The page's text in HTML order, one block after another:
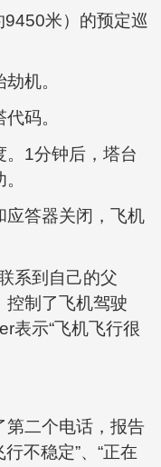
米）的预定巡
机。
码。
1分钟后，塔台
应答器关闭，飞机
系到自己的父
控制了飞机驾驶
表示“飞机飞行很
第二个电话，报告
不稳定”、“正在